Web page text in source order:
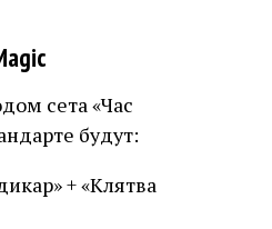
сета «Час
будут:
+ «Клятва